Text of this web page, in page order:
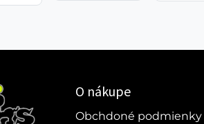
O nákupe
Obchdoné podmienky